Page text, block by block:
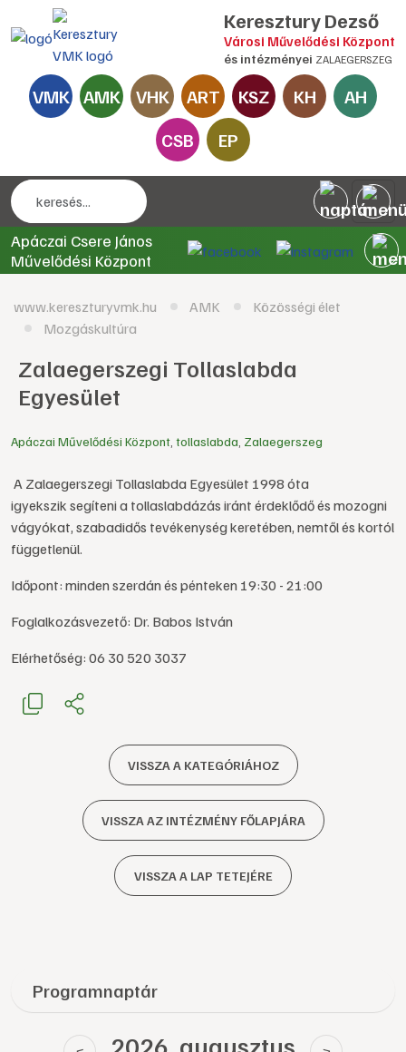
Keresztury Dezső
Városi Művelődési Központ
és intézményei ZALAEGERSZEG
VMK AMK VHK ART KSZ KH
AH
CSB
EP
Apáczai Csere János
Művelődési Központ
www.kereszturyvmk.hu AMK
Közösségi élet
Mozgáskultúra
Zalaegerszegi Tollaslabda
Egyesület
Apáczai Művelődési Központ tollaslabda Zalaegerszeg
A Zalaegerszegi Tollaslabda Egyesület 1998 óta
igyekszik segíteni a tollaslabdázás iránt érdeklődő és mozogni
vágyókat, szabadidős tevékenység keretében, nemtől és kortól
függetlenül.
Időpont: minden szerdán és pénteken 19:30 - 21:00
Foglalkozásvezető: Dr. Babos István
Elérhetőség: 06 30 520 3037
VISSZA A KATEGÓRIÁHOZ
VISSZA AZ INTÉZMÉNY FŐLAPJÁRA
VISSZA A LAP TETEJÉRE
Programnaptár
2026. augusztus